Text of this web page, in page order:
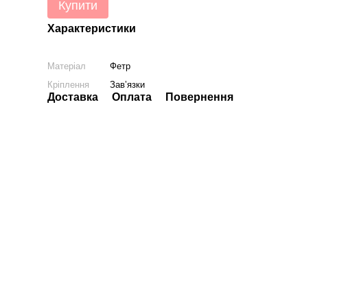
Купити
Характеристики
Матеріал
Фетр
Кріплення
Завʼязки
Доставка Оплата Повернення